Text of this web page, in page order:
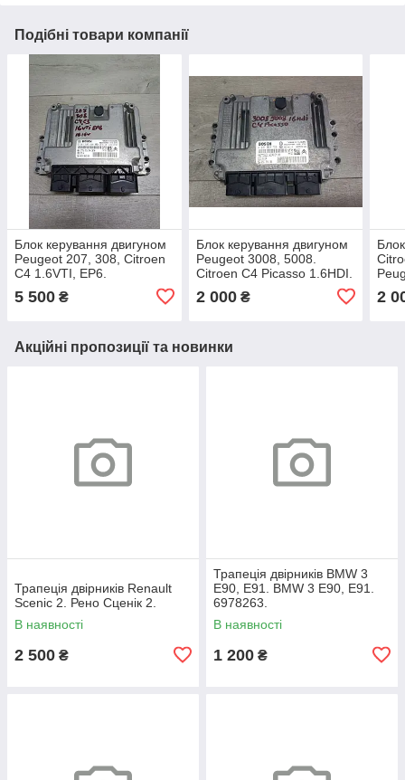
Подібні товари компанії
Блок керування двигуном
Peugeot 207, 308, Citroen
C4 1.6VTI, EP6.
9666934280, 0261S05626.
5 500 ₴
Блок керування двигуном
Peugeot 3008, 5008.
Citroen C4 Picasso 1.6HDI.
2 000₴ 2
Акційні пропозиції та новинки
Трапеція двірників Renault
Scenic 2. Рено Сценік 2.
В наявності
2 500 ₴
Трапеція двірників BMW 3
E90, E91. BMW 3 Е90, Е91.
6978263.
В наявності
1 200 ₴